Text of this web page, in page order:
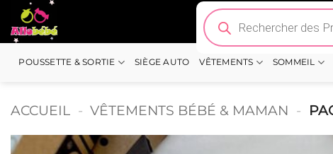
Passer
au
contenu
Recherche
de
produits
POUSSETTE & SORTIE SIÈGE AUTO VÊTEMENTS SOMMEIL
ACCUEIL - VÊTEMENTS BÉBÉ & MAMAN -